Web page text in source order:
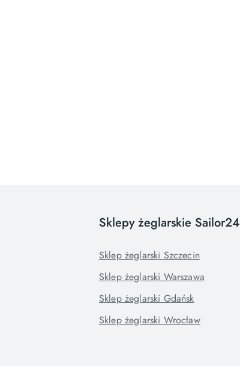
Sklepy żeglarskie Sailor24
Sklep żeglarski Szczecin
Sklep żeglarski Warszawa
Sklep żeglarski Gdańsk
Sklep żeglarski Wrocław